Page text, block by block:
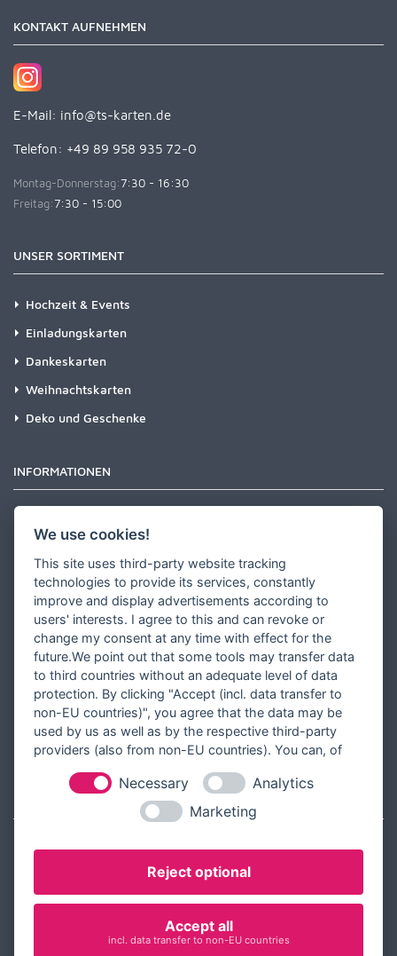
KONTAKT AUFNEHMEN
E-Mail: info@ts-karten.de
Telefon: +49 89 958 935 72-0
Montag-Donnerstag:7:30 - 16:30
Freitag:7:30 - 15:00
UNSER SORTIMENT
Hochzeit & Events
Einladungskarten
Dankeskarten
Weihnachtskarten
Deko und Geschenke
INFORMATIONEN
Versandinformationen
Partner werden
Designer werden
Über Tausendschön Karten
Blog
Ratgeber
Unsere Partner
Kontakt aufnehmen
Allgemeine Geschäftsbedingungen
Widerrufsbelehrung
Widerrufsformular
We use cookies!
This site uses third-party website tracking
technologies to provide its services, constantly
improve and display advertisements according to
users' interests. I agree to this and can revoke or
change my consent at any time with effect for the
future.We point out that some tools may transfer data
to third countries without an adequate level of data
protection. By clicking "Accept (incl. data transfer to
non-EU countries)", you agree that the data may be
used by us as well as by the respective third-party
providers (also from non-EU countries). You can, of
Necessary
Analytics
Marketing
Reject optional
Accept all
incl. data transfer to non-EU countries